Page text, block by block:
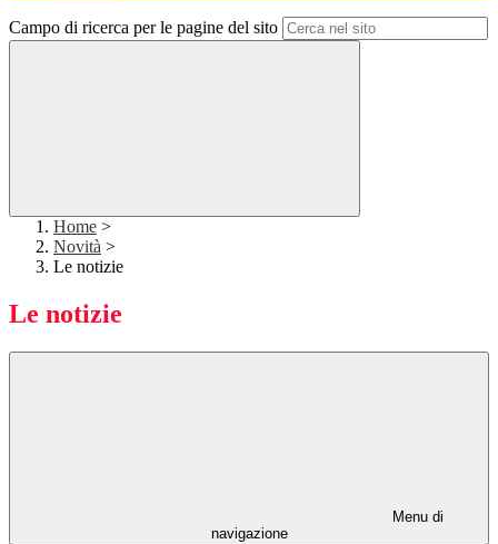
Campo di ricerca per le pagine del sito
Home >
Novità >
Le notizie
Le notizie
Menu di
navigazione